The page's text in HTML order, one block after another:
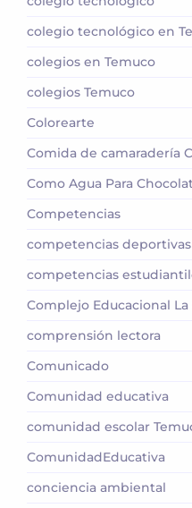
colegio tecnológico en
colegios en Temuco
colegios Temuco
Colorearte
Comida de camaradería
Como Agua Para
Competencias
competencias deportivas
competencias
Complejo Educacional La
comprensión lectora
Comunicado
Comunidad educativa
comunidad escolar
ComunidadEducativa
conciencia ambiental